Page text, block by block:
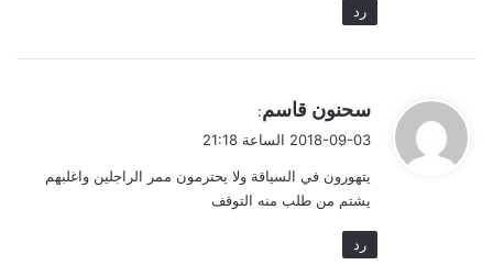
رد
ي
ل
سحنون قاسم:
2018-09-03 الساعة 21:18
يتهورون في السياقة ولا يحترمون ممر الراجلين واغلبهم
يشتم من طلب منه التوقف
رد